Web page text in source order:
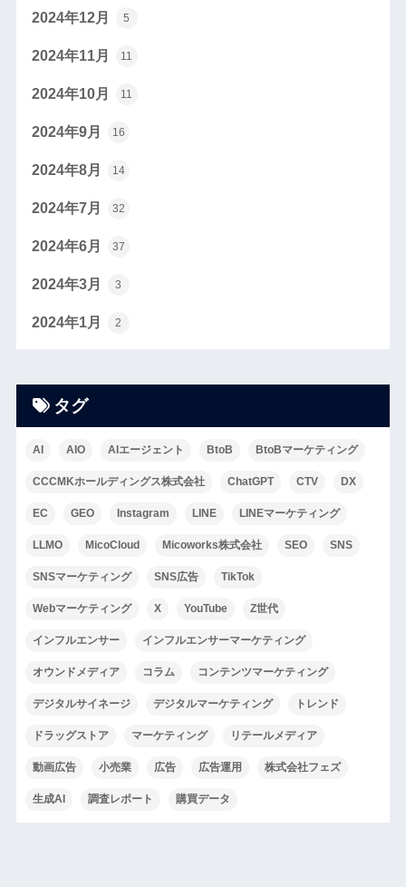
2024年12月 5
2024年11月 11
2024年10月 11
2024年9月 16
2024年8月 14
2024年7月 32
2024年6月 37
2024年3月 3
2024年1月 2
タグ
AI AIO AIエージェント BtoB BtoBマーケティング
CCCMKホールディングス株式会社 ChatGPT CTV DX
EC GEO Instagram LINE LINEマーケティング
LLMO MicoCloud Micoworks株式会社 SEO SNS
SNSマーケティング SNS広告 TikTok
Webマーケティング X YouTube Z世代
インフルエンサー インフルエンサーマーケティング
オウンドメディア コラム コンテンツマーケティング
デジタルサイネージ デジタルマーケティング トレンド
ドラッグストア マーケティング リテールメディア
動画広告 小売業 広告 広告運用 株式会社フェズ
生成AI 調査レポート 購買データ